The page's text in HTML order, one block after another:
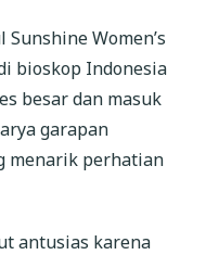
Women’s
bioskop Indonesia
besar dan masuk
garapan
menarik perhatian
antusias karena